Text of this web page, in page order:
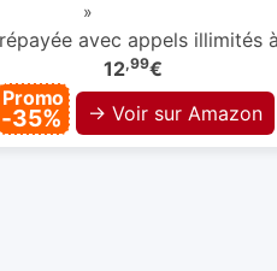
»
avec appels illimités à
12,99€
Promo
-35% → Voir sur Amazon